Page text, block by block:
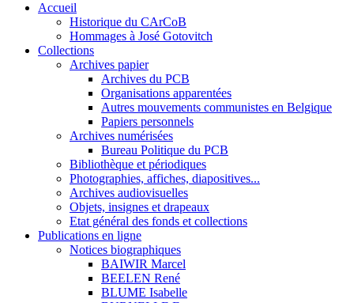
Accueil
Historique du CArCoB
Hommages à José Gotovitch
Collections
Archives papier
Archives du PCB
Organisations apparentées
Autres mouvements communistes en Belgique
Papiers personnels
Archives numérisées
Bureau Politique du PCB
Bibliothèque et périodiques
Photographies, affiches, diapositives...
Archives audiovisuelles
Objets, insignes et drapeaux
Etat général des fonds et collections
Publications en ligne
Notices biographiques
BAIWIR Marcel
BEELEN René
BLUME Isabelle